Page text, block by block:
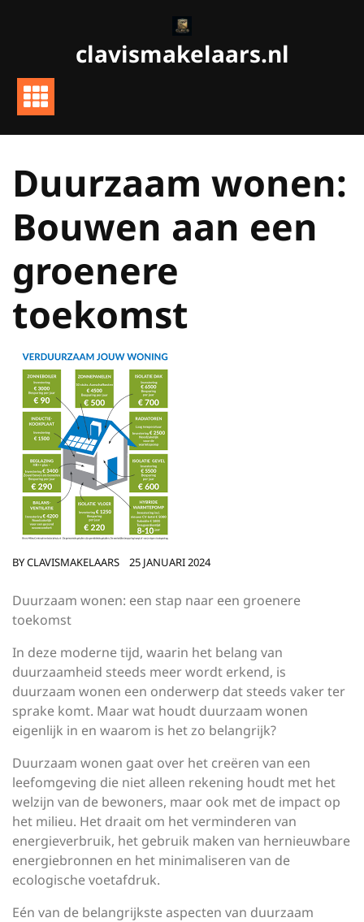
clavismakelaars.nl
Duurzaam wonen:
Bouwen aan een
groenere
toekomst
BYCLAVISMAKELAARS 25 JANUARI 2024
Duurzaam wonen: een stap naar een groenere
toekomst
In deze moderne tijd, waarin het belang van
duurzaamheid steeds meer wordt erkend, is
duurzaam wonen een onderwerp dat steeds vaker ter
sprake komt. Maar wat houdt duurzaam wonen
eigenlijk in en waarom is het zo belangrijk?
Duurzaam wonen gaat over het creëren van een
leefomgeving die niet alleen rekening houdt met het
welzijn van de bewoners, maar ook met de impact op
het milieu. Het draait om het verminderen van
energieverbruik, het gebruik maken van hernieuwbare
energiebronnen en het minimaliseren van de
ecologische voetafdruk.
Eén van de belangrijkste aspecten van duurzaam